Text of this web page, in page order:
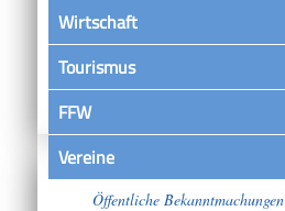
Wirtschaft
Tourismus
FFW
VereineSatzungen
Öffentliche Bekanntmachungen